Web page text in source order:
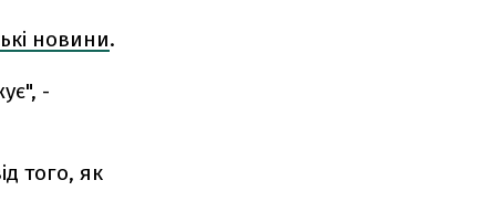
новини.
-
того, як